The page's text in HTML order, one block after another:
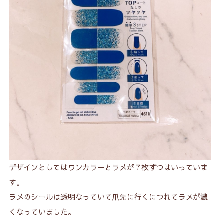
デザインとしてはワンカラーとラメが７枚ずつはいっていま
す。
ラメのシールは透明なっていて爪先に行くにつれてラメが濃
くなっていました。